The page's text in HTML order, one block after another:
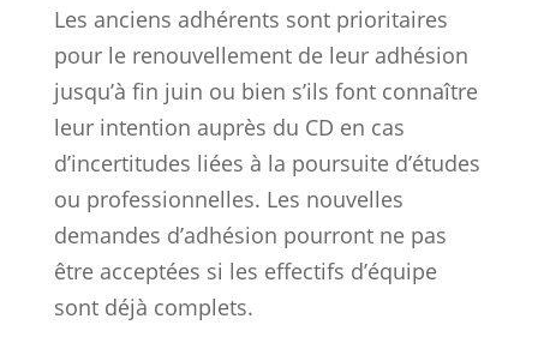
Les anciens adhérents sont prioritaires
pour le renouvellement de leur adhésion
jusqu’à fin juin ou bien s’ils font connaître
leur intention auprès du CD en cas
d’incertitudes liées à la poursuite d’études
ou professionnelles. Les nouvelles
demandes d’adhésion pourront ne pas
être acceptées si les effectifs d’équipe
sont déjà complets.